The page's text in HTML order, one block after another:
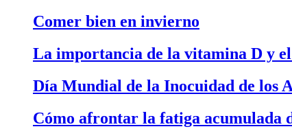
Comer bien en invierno
La importancia de la vitamina D y
Día Mundial de la Inocuidad de los
Cómo afrontar la fatiga acumulada